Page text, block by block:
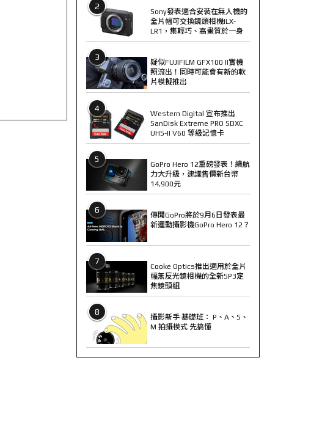
2
Sony發表適合安裝在無人機的
全片幅可交換鏡頭相機ILX-
LR1，集輕巧、高畫質於一身
3
疑似FUJIFILM GFX100 II實機
照流出！同時可能會有新的軟
片模擬推出
4
Western Digital 宣布推出
SanDisk Extreme PRO SDXC
UHS-II V60 等級記憶卡
5
GoPro Hero 12重磅發表！續航
力大升級，建議售價新台幣
14,900元
6
傳聞GoPro將於9月6日發表最
新運動攝影機GoPro Hero 12？
7
Cooke Optics推出適用於全片
幅無反光鏡相機的全新SP3定
焦鏡頭組
8
攝影新手 基礎班： P、A、S、
M 拍攝模式 先搞懂